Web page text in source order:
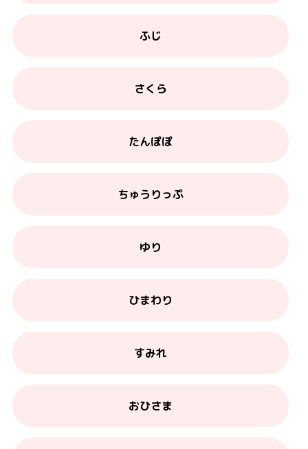
ふじ
さくら
たんぽぽ
ちゅうりっぷ
ゆり
ひまわり
すみれ
おひさま